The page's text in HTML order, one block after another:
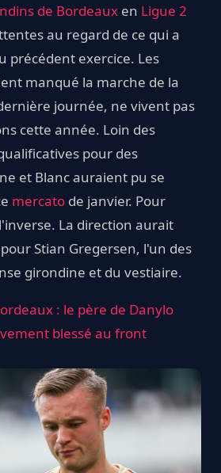
de Bordeaux en Ligue 2
au regard de ce qui a
précédent exercice. Les
manqué la marche de la
journée, ne vivent pas
cette année. Loin des
pour des
et Blanc auraient pu se
mercato de janvier. Pour
La direction aurait
Stian Gregersen, l'un des
girondine et du vestiaire.
: le père de Danylo
blessé au front